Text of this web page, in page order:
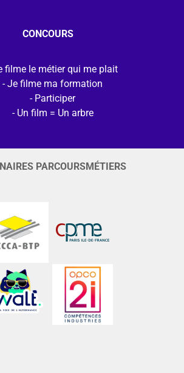
CONCOURS
filme le métier qui me plait
Je filme ma formation
Participer
Un film = Un arbre
PARCOURSMÉTIERS